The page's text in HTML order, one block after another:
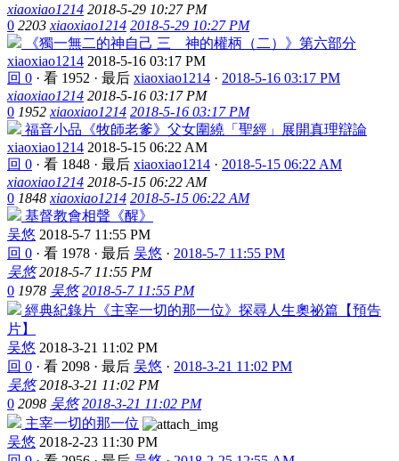
xiaoxiao1214 2018-5-29 10:27 PM
0 2203 xiaoxiao1214 2018-5-29 10:27 PM
《獨一無二的神自己 三 神的權柄（二）》第六部分
xiaoxiao1214 2018-5-16 03:17 PM
回 0 · 看 1952 · 最后 xiaoxiao1214 · 2018-5-16 03:17 PM
xiaoxiao1214 2018-5-16 03:17 PM
0 1952 xiaoxiao1214 2018-5-16 03:17 PM
福音小品《牧師老爹》父女圍繞「聖經」展開真理辯論
xiaoxiao1214 2018-5-15 06:22 AM
回 0 · 看 1848 · 最后 xiaoxiao1214 · 2018-5-15 06:22 AM
xiaoxiao1214 2018-5-15 06:22 AM
0 1848 xiaoxiao1214 2018-5-15 06:22 AM
基督教會相聲《醒》
吴悠 2018-5-7 11:55 PM
回 0 · 看 1978 · 最后 吴悠 · 2018-5-7 11:55 PM
吴悠 2018-5-7 11:55 PM
0 1978 吴悠 2018-5-7 11:55 PM
經典紀錄片《主宰一切的那一位》探尋人生奧祕篇【預告
片】
吴悠 2018-3-21 11:02 PM
回 0 · 看 2098 · 最后 吴悠 · 2018-3-21 11:02 PM
吴悠 2018-3-21 11:02 PM
0 2098 吴悠 2018-3-21 11:02 PM
主宰一切的那一位
吴悠 2018-2-23 11:30 PM